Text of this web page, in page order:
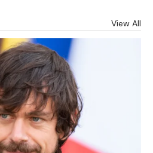
View All